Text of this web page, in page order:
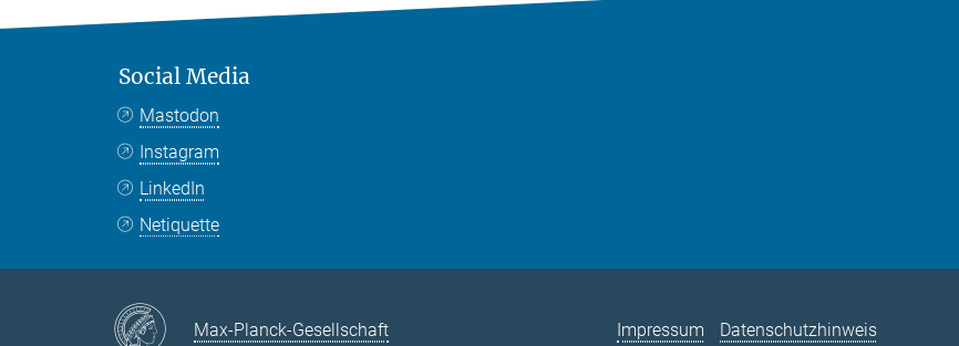
Social Media
Mastodon
Instagram
LinkedIn
Netiquette
Max-Planck-Gesellschaft Impressum Datenschutzhinweis